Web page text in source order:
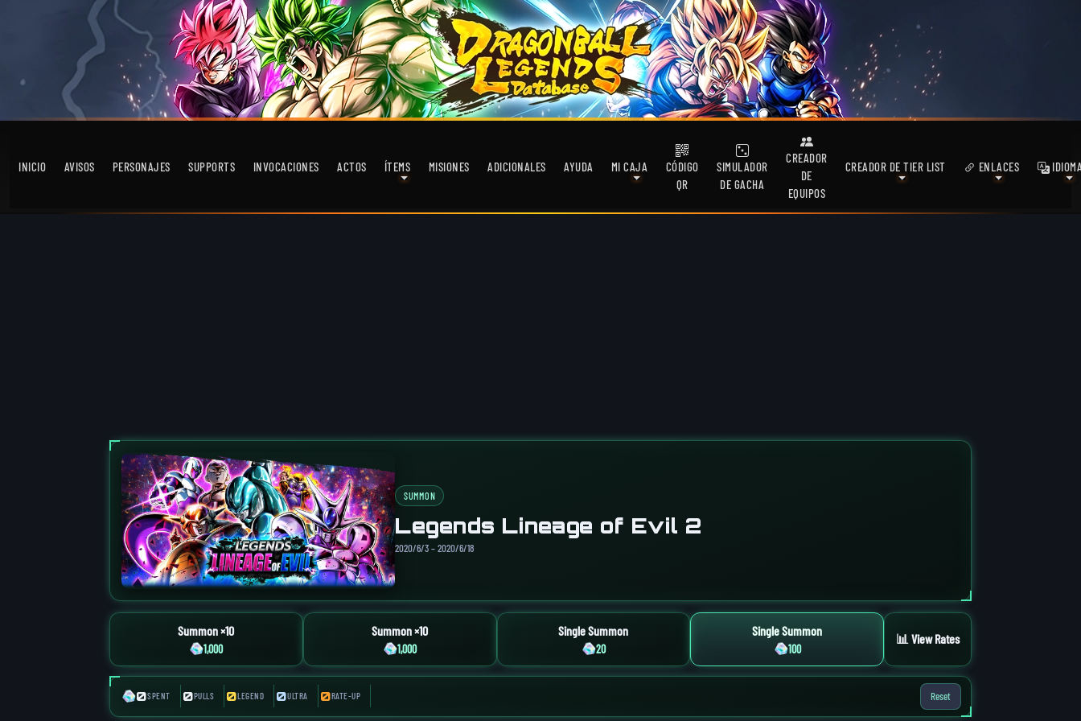
INICIO AVISOS PERSONAJES SUPPORTS INVOCACIONES ACTOS ÍTEMS MISIONES ADICIONALES AYUDA MI CAJA
CÓDIGO
QR
SIMULADOR
DE GACHA
CREADOR
DE
EQUIPOS
CREADOR DE TIER LIST ENLACES
SUMMON
Legends Lineage of Evil 2
2020/6/3 – 2020/6/18
Summon ×10
1,000
Summon ×10
1,000
Single Summon
20
Single Summon
100
📊 View Rates
0SPENT 0PULLS 0LEGEND 0ULTRA 0RATE-UP Reset